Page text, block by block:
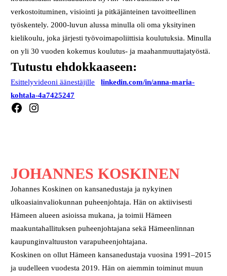
verkostoituminen, visiointi ja pitkäjänteinen tavoitteellinen
työskentely. 2000-luvun alussa minulla oli oma yksityinen
kielikoulu, joka järjesti työvoimapoliittisia koulutuksia. Minulla
on yli 30 vuoden kokemus koulutus- ja maahanmuuttajatyöstä.
Tutustu ehdokkaaseen:
Esittelyvideoni äänestäjille
linkedin.com/in/anna-maria-
kohtala-4a7425247
Facebook Instagram
JOHANNES KOSKINEN
Johannes Koskinen on kansanedustaja ja nykyinen
ulkoasiainvaliokunnan puheenjohtaja. Hän on aktiivisesti
Hämeen alueen asioissa mukana, ja toimii Hämeen
maakuntahallituksen puheenjohtajana sekä Hämeenlinnan
kaupunginvaltuuston varapuheenjohtajana.
Koskinen on ollut Hämeen kansanedustaja vuosina 1991–2015
ja uudelleen vuodesta 2019. Hän on aiemmin toiminut muun